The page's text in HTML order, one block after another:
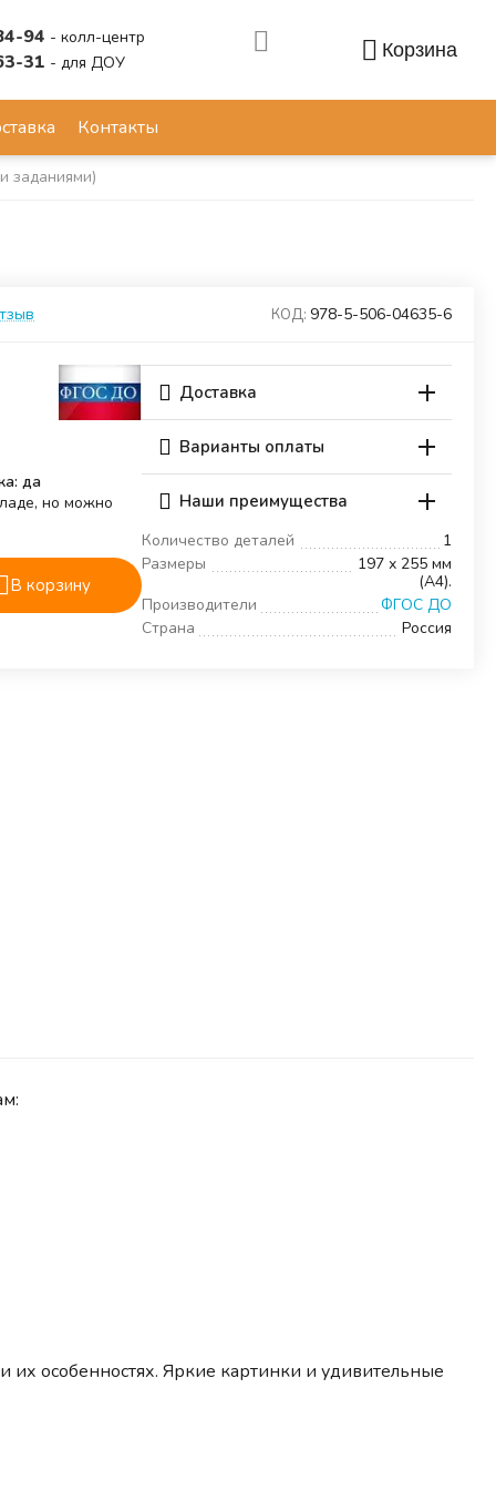
94 - колл-центр
31 - для ДОУ
Корзина
Контакты
заданиями)
КОД: 978-5-506-04635-6
да
но можно
В корзину
Доставка
Варианты оплаты
Наши преимущества
Количество деталей
1
Размеры
197 х 255 мм
(А4).
Производители
ФГОС ДО
Страна
Россия
их особенностях. Яркие картинки и удивительные